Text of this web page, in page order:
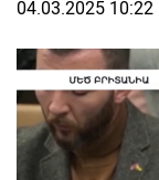
04.03.2025 10:22